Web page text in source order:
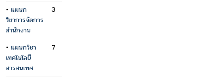
• แผนก
วิชาการจัดการ
สำนักงาน
3
• แผนกวิชา
เทคโนโลยี
สารสนเทศ
7